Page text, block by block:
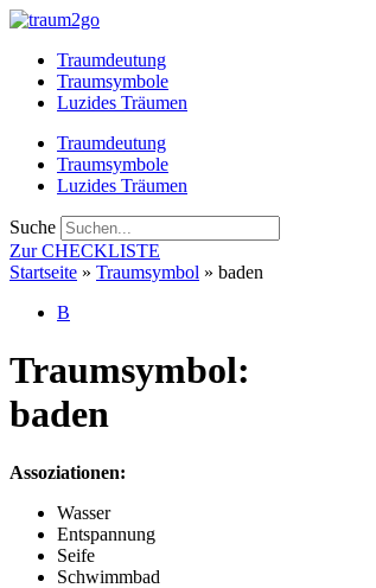
Zum
springenTraumdeutung
Traumsymbole
Luzides Träumen
Traumdeutung
Traumsymbole
Luzides Träumen
Suche
Zur CHECKLISTE
Startseite » Traumsymbol » baden
B
Traumsymbol:
baden
Assoziationen:
Wasser
Entspannung
Seife
Schwimmbad